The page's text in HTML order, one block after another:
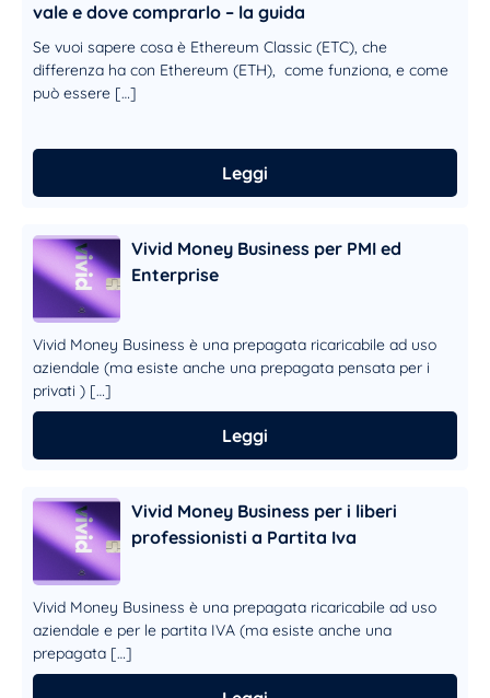
vale e dove comprarlo – la guida
Se vuoi sapere cosa è Ethereum Classic (ETC), che
differenza ha con Ethereum (ETH), come funziona, e come
può essere […]
Leggi
Vivid Money Business per PMI ed
Enterprise
Vivid Money Business è una prepagata ricaricabile ad uso
aziendale (ma esiste anche una prepagata pensata per i
privati ) […]
Leggi
Vivid Money Business per i liberi
professionisti a Partita Iva
Vivid Money Business è una prepagata ricaricabile ad uso
aziendale e per le partita IVA (ma esiste anche una
prepagata […]